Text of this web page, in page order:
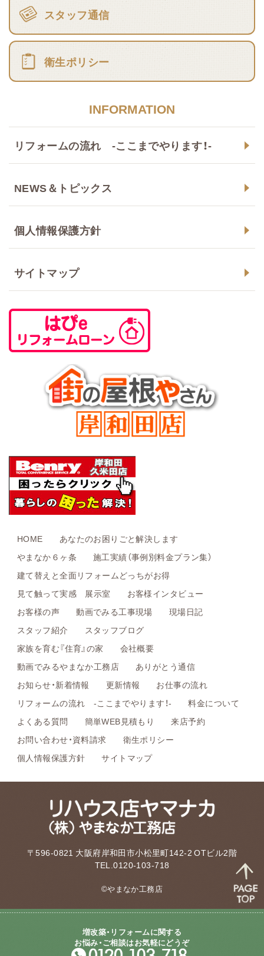
スタッフ通信
衛生ポリシー
INFORMATION
リフォームの流れ -ここまでやります！-
NEWS＆トピックス
個人情報保護方針
サイトマップ
HOME
あなたのお困りごと解決します
やまなか６ヶ条
施工実績（事例別料金プラン集）
建て替えと全面リフォームどっちがお得
見て触って実感 展示室
お客様インタビュー
お客様の声
動画でみる工事現場
現場日記
スタッフ紹介
スタッフブログ
家族を育む『住育』の家
会社概要
動画でみるやまなか工務店
ありがとう通信
お知らせ・新着情報
更新情報
お仕事の流れ
リフォームの流れ -ここまでやります！-
料金について
よくある質問
簡単WEB見積もり
来店予約
お問い合わせ・資料請求
衛生ポリシー
個人情報保護方針
サイトマップ
〒596-0821 大阪府岸和田市小松里町142-2 OTビル2階
TEL.0120-103-718
©やまなか工務店
増改築・リフォームに関する
お悩み・ご相談はお気軽にどうぞ